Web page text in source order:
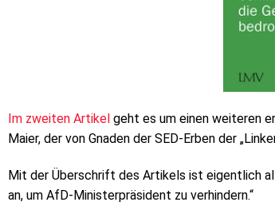
Im zweiten Artikel geht es um einen weiteren
Maier, der von Gnaden der SED-Erben der
Mit der Überschrift des Artikels ist eigentlich
an, um AfD-Ministerpräsident zu verhindern.“